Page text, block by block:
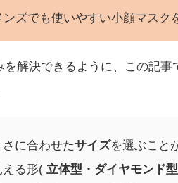
ンズでも使いやすい小顔マスク
を解決できるように、この記
に合わせたサイズを選ぶこと
る形( 立体型・ダイヤモンド型